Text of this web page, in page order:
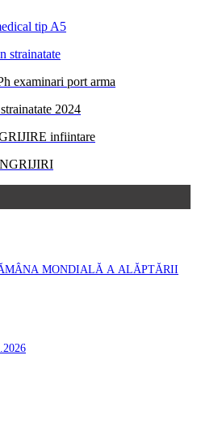
tip A5
strainatate
examinari port arma
2024
infiintare
MONDIALĂ A ALĂPTĂRII